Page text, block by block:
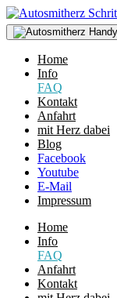
Home
Info
FAQ
Kontakt
Anfahrt
mit Herz dabei
Blog
Facebook
Youtube
E-Mail
Impressum
Home
Info
FAQ
Anfahrt
Kontakt